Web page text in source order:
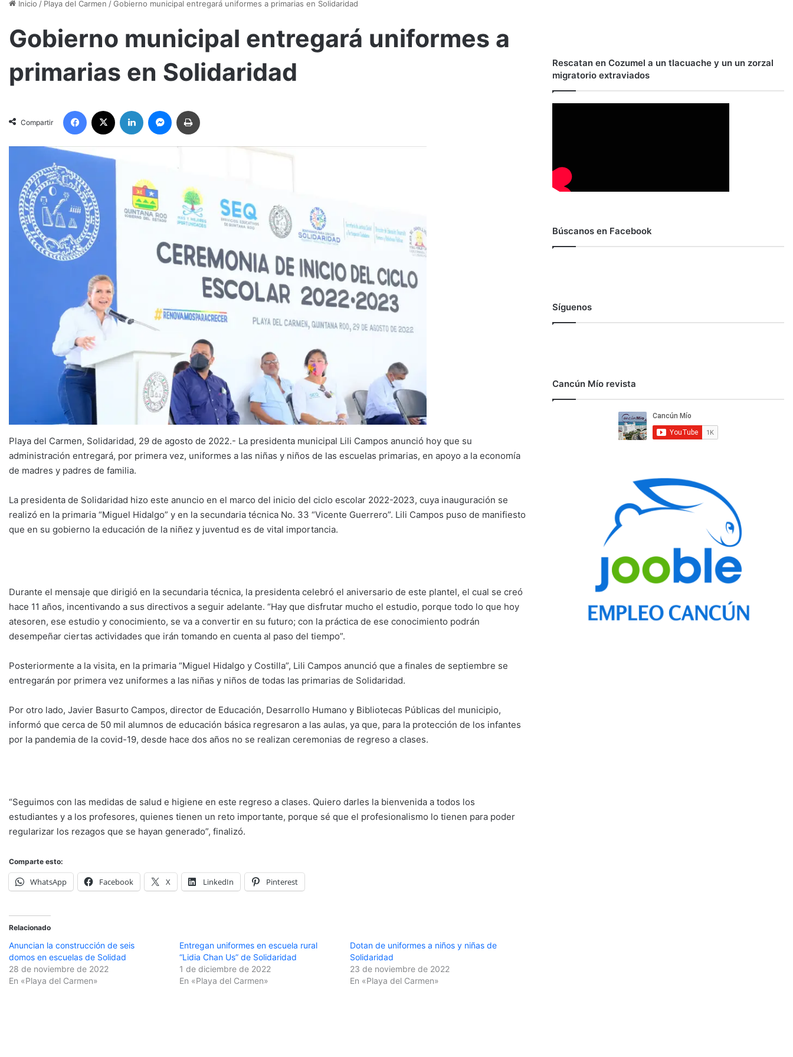
Inicio / Playa del Carmen /Gobierno municipal entregará uniformes a primarias en Solidaridad
Gobierno municipal entregará uniformes a
primarias en Solidaridad
Compartir
Facebook LinkedIn Messenger
Playa del Carmen, Solidaridad, 29 de agosto de 2022.- La presidenta municipal Lili Campos anunció hoy que su
administración entregará, por primera vez, uniformes a las niñas y niños de las escuelas primarias, en apoyo a la economía
de madres y padres de familia.
La presidenta de Solidaridad hizo este anuncio en el marco del inicio del ciclo escolar 2022-2023, cuya inauguración se
realizó en la primaria “Miguel Hidalgo” y en la secundaria técnica No. 33 “Vicente Guerrero”. Lili Campos puso de manifiesto
que en su gobierno la educación de la niñez y juventud es de vital importancia.
Durante el mensaje que dirigió en la secundaria técnica, la presidenta celebró el aniversario de este plantel, el cual se creó
hace 11 años, incentivando a sus directivos a seguir adelante. “Hay que disfrutar mucho el estudio, porque todo lo que hoy
atesoren, ese estudio y conocimiento, se va a convertir en su futuro; con la práctica de ese conocimiento podrán
desempeñar ciertas actividades que irán tomando en cuenta al paso del tiempo”.
Posteriormente a la visita, en la primaria “Miguel Hidalgo y Costilla”, Lili Campos anunció que a finales de septiembre se
entregarán por primera vez uniformes a las niñas y niños de todas las primarias de Solidaridad.
Por otro lado, Javier Basurto Campos, director de Educación, Desarrollo Humano y Bibliotecas Públicas del municipio,
informó que cerca de 50 mil alumnos de educación básica regresaron a las aulas, ya que, para la protección de los infantes
por la pandemia de la covid-19, desde hace dos años no se realizan ceremonias de regreso a clases.
“Seguimos con las medidas de salud e higiene en este regreso a clases. Quiero darles la bienvenida a todos los
estudiantes y a los profesores, quienes tienen un reto importante, porque sé que el profesionalismo lo tienen para poder
regularizar los rezagos que se hayan generado”, finalizó.
Comparte esto:
WhatsApp Facebook X LinkedIn Pinterest
Relacionado
Anuncian la construcción de seis
domos en escuelas de Solidad
28 de noviembre de 2022
En «Playa del Carmen»
Entregan uniformes en escuela rural
“Lidia Chan Us” de Solidaridad
1 de diciembre de 2022
En «Playa del Carmen»
Dotan de uniformes a niños y niñas de
Solidaridad
23 de noviembre de 2022
En «Playa del Carmen»
Rescatan en Cozumel a un tlacuache y un un zorzal
migratorio extraviados
Búscanos en Facebook
Síguenos
Cancún Mío revista